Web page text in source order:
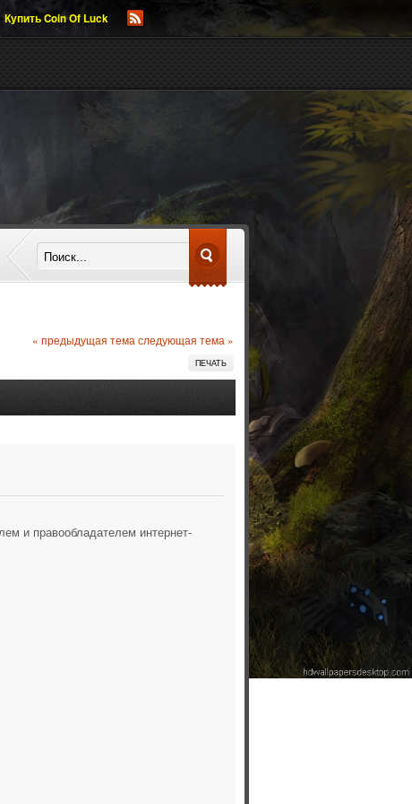
Купить Coin Of Luck
« предыдущая тема следующая тема »
ПЕЧАТЬ
и правообладателем интернет-